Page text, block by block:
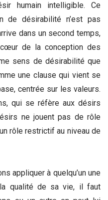
humain intelligible. Ce
de désirabilité n’est pas
dans un second temps,
de la conception des
sens de désirabilité que
une clause qui vient se
centrée sur les valeurs.
qui se réfère aux désirs
ne jouent pas de rôle
rôle restrictif au niveau de
appliquer à quelqu’un une
qualité de sa vie, il faut